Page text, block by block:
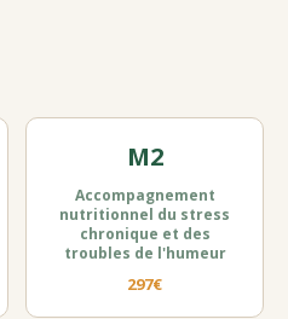
M2
Accompagnement
nutritionnel du stress
chronique et des
troubles de l'humeur
297€